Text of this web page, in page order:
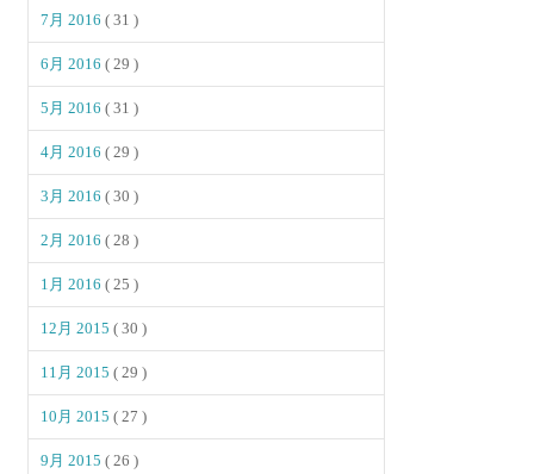
7月 2016( 31 )
6月 2016( 29 )
5月 2016( 31 )
4月 2016( 29 )
3月 2016( 30 )
2月 2016( 28 )
1月 2016( 25 )
12月 2015( 30 )
11月 2015( 29 )
10月 2015( 27 )
9月 2015( 26 )